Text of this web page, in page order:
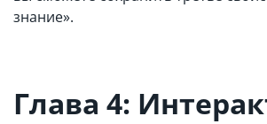
знание».
Глава 4: